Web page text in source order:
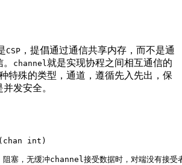
CSP ，提倡通过通信共享内存，而不是通
channel就是实现协程之间相互通信的
特殊的类型，通道，遵循先入先出，保
发安全。
int)
，无缓冲channel接受数据时，对端没有接受